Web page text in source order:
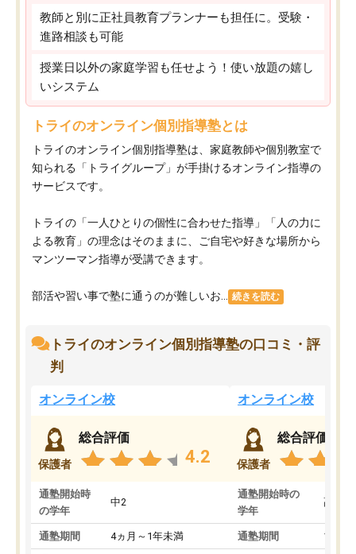
教師と別に正社員教育プランナーも担任に。受験・
進路相談も可能
授業日以外の家庭学習も任せよう！使い放題の嬉し
いシステム
トライのオンライン個別指導塾とは
トライのオンライン個別指導塾は、家庭教師や個別教室で
知られる「トライグループ」が手掛けるオンライン指導の
サービスです。
トライの「一人ひとりの個性に合わせた指導」「人の力に
よる教育」の理念はそのままに、ご自宅や好きな場所から
マンツーマン指導が受講できます。
部活や習い事で塾に通うのが難しいお... 続きを読む
トライのオンライン個別指導塾の口コミ・評
判
オンライン校
保護者
総合評価
4.2
通塾開始時
の学年
中2
通塾期間 4ヵ月～1年未満
オンライン校
保護者
総合評価
通塾開始時の
学年
高3
通塾期間 1～3